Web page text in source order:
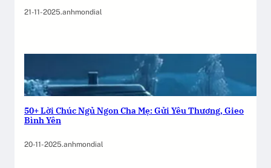
21-11-2025.anhmondial
50+ Lời Chúc Ngủ Ngon Cha Mẹ: Gửi Yêu Thương, Gieo
Bình Yên
20-11-2025.anhmondial